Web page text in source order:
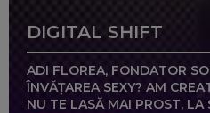
DIGITAL SHIFT
ADI FLOREA, FONDATOR
ÎNVĂȚAREA SEXY? AM
NU TE LASĂ MAI PROST, LA